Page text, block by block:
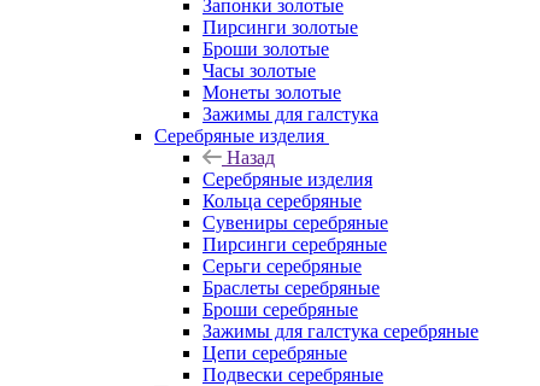
Запонки золотые
Пирсинги золотые
Броши золотые
Часы золотые
Монеты золотые
Зажимы для галстука
Серебряные изделия
Назад
Серебряные изделия
Кольца серебряные
Сувениры серебряные
Пирсинги серебряные
Серьги серебряные
Браслеты серебряные
Броши серебряные
Зажимы для галстука серебряные
Цепи серебряные
Подвески серебряные